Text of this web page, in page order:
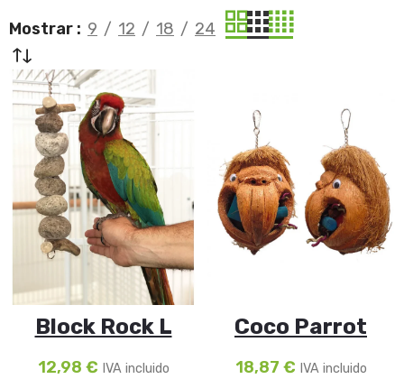
Mostrar 9 12 18 24
Block Rock L
12,98 € IVA incluido
Coco Parrot
18,87 € IVA incluido